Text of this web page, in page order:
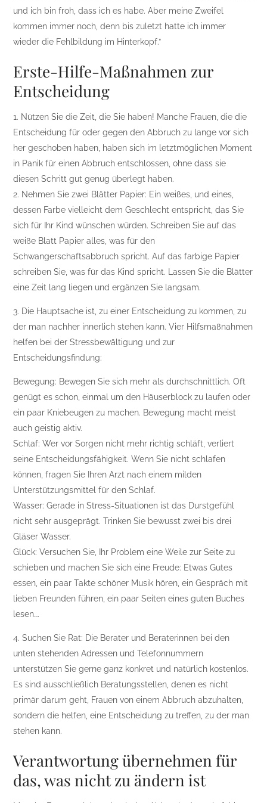
und ich bin froh, dass ich es habe. Aber meine Zweifel
kommen immer noch, denn bis zuletzt hatte ich immer
wieder die Fehlbildung im Hinterkopf.”
Erste-Hilfe-Maßnahmen zur
Entscheidung
1. Nützen Sie die Zeit, die Sie haben! Manche Frauen, die die
Entscheidung für oder gegen den Abbruch zu lange vor sich
her geschoben haben, haben sich im letztmöglichen Moment
in Panik für einen Abbruch entschlossen, ohne dass sie
diesen Schritt gut genug überlegt haben.
2. Nehmen Sie zwei Blätter Papier: Ein weißes, und eines,
dessen Farbe vielleicht dem Geschlecht entspricht, das Sie
sich für Ihr Kind wünschen würden. Schreiben Sie auf das
weiße Blatt Papier alles, was für den
Schwangerschaftsabbruch spricht. Auf das farbige Papier
schreiben Sie, was für das Kind spricht. Lassen Sie die Blätter
eine Zeit lang liegen und ergänzen Sie langsam.
3. Die Hauptsache ist, zu einer Entscheidung zu kommen, zu
der man nachher innerlich stehen kann. Vier Hilfsmaßnahmen
helfen bei der Stressbewältigung und zur
Entscheidungsfindung:
Bewegung: Bewegen Sie sich mehr als durchschnittlich. Oft
genügt es schon, einmal um den Häuserblock zu laufen oder
ein paar Kniebeugen zu machen. Bewegung macht meist
auch geistig aktiv.
Schlaf: Wer vor Sorgen nicht mehr richtig schläft, verliert
seine Entscheidungsfähigkeit. Wenn Sie nicht schlafen
können, fragen Sie Ihren Arzt nach einem milden
Unterstützungsmittel für den Schlaf.
Wasser: Gerade in Stress-Situationen ist das Durstgefühl
nicht sehr ausgeprägt. Trinken Sie bewusst zwei bis drei
Gläser Wasser.
Glück: Versuchen Sie, Ihr Problem eine Weile zur Seite zu
schieben und machen Sie sich eine Freude: Etwas Gutes
essen, ein paar Takte schöner Musik hören, ein Gespräch mit
lieben Freunden führen, ein paar Seiten eines guten Buches
lesen….
4. Suchen Sie Rat: Die Berater und Beraterinnen bei den
unten stehenden Adressen und Telefonnummern
unterstützen Sie gerne ganz konkret und natürlich kostenlos.
Es sind ausschließlich Beratungsstellen, denen es nicht
primär darum geht, Frauen von einem Abbruch abzuhalten,
sondern die helfen, eine Entscheidung zu treffen, zu der man
stehen kann.
Verantwortung übernehmen für
das, was nicht zu ändern ist